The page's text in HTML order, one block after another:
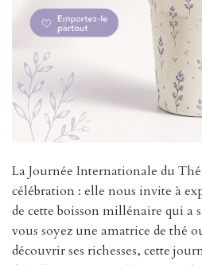
La Journée Internationale du
célébration : elle nous invite à
de cette boisson millénaire qui a
vous soyez une amatrice de thé
découvrir ses richesses, cette